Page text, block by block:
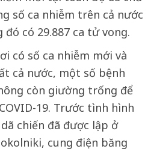
số ca nhiễm trên cả nước
đó có 29.887 ca tử vong.
có số ca nhiễm mới và
cả nước, một số bệnh
còn giường trống để
19. Trước tình hình
chiến đã được lập ở
cung điện băng